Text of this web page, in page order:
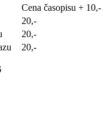
Cena časopisu + 10,-
20,-
20,-
20,-